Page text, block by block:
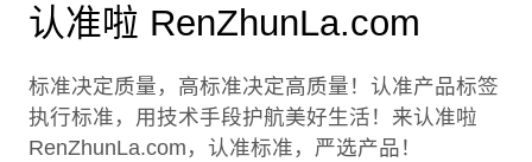
认准啦 RenZhunLa.com
标准决定质量，高标准决定高质量！认准产品标签
执行标准，用技术手段护航美好生活！来认准啦
RenZhunLa.com，认准标准，严选产品！